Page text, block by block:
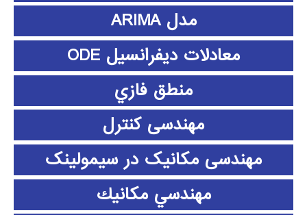
مدل ARIMA
معادلات دیفرانسیل ODE
منطق فازي
مهندسی کنترل
مهندسی مکانیک در سیمولینک
مهندسي مكانيك